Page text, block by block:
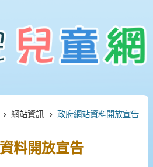
網站資訊 政府網站資料開放宣告
料開放宣告